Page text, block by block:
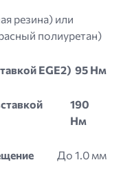
резина) или
полиуретан)
EGE2) 95 Нм
190
Нм
До 1.0 мм